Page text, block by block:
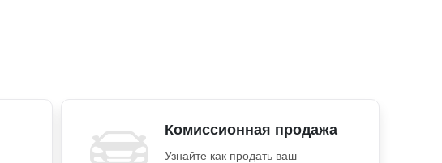
Комиссионная продажа
Узнайте как продать ваш